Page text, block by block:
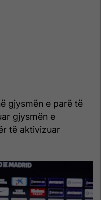
gjysmën e parë të
gjysmën e
të aktivizuar